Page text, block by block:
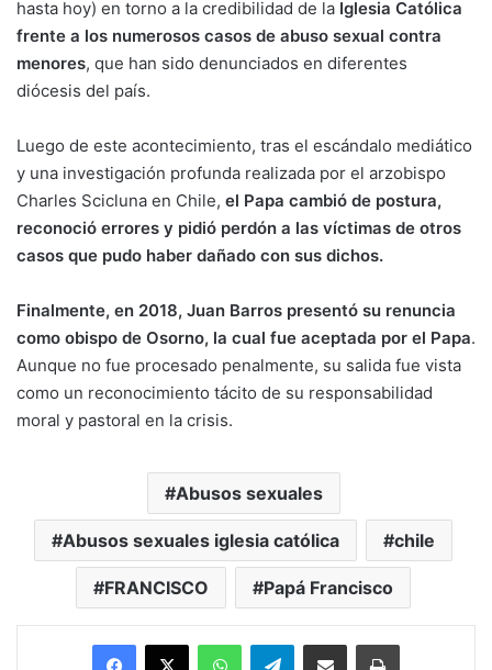
hasta hoy) en torno a la credibilidad de la Iglesia Católica
frente a los numerosos casos de abuso sexual contra
menores, que han sido denunciados en diferentes
diócesis del país.
Luego de este acontecimiento, tras el escándalo mediático
y una investigación profunda realizada por el arzobispo
Charles Scicluna en Chile, el Papa cambió de postura,
reconoció errores y pidió perdón a las víctimas de otros
casos que pudo haber dañado con sus dichos.
Finalmente, en 2018, Juan Barros presentó su renuncia
como obispo de Osorno, la cual fue aceptada por el Papa.
Aunque no fue procesado penalmente, su salida fue vista
como un reconocimiento tácito de su responsabilidad
moral y pastoral en la crisis.
Abusos sexuales
Abusos sexuales iglesia católica chile
FRANCISCO Papá Francisco
Facebook
X WhatsAppTelegramEnviar vía email Imprimir